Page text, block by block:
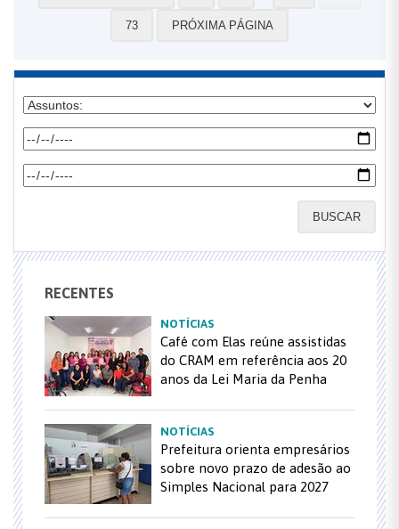
73 PRÓXIMA PÁGINA
BUSCAR
RECENTES
NOTÍCIAS
Café com Elas reúne assistidas
do CRAM em referência aos 20
anos da Lei Maria da Penha
NOTÍCIAS
Prefeitura orienta empresários
sobre novo prazo de adesão ao
Simples Nacional para 2027